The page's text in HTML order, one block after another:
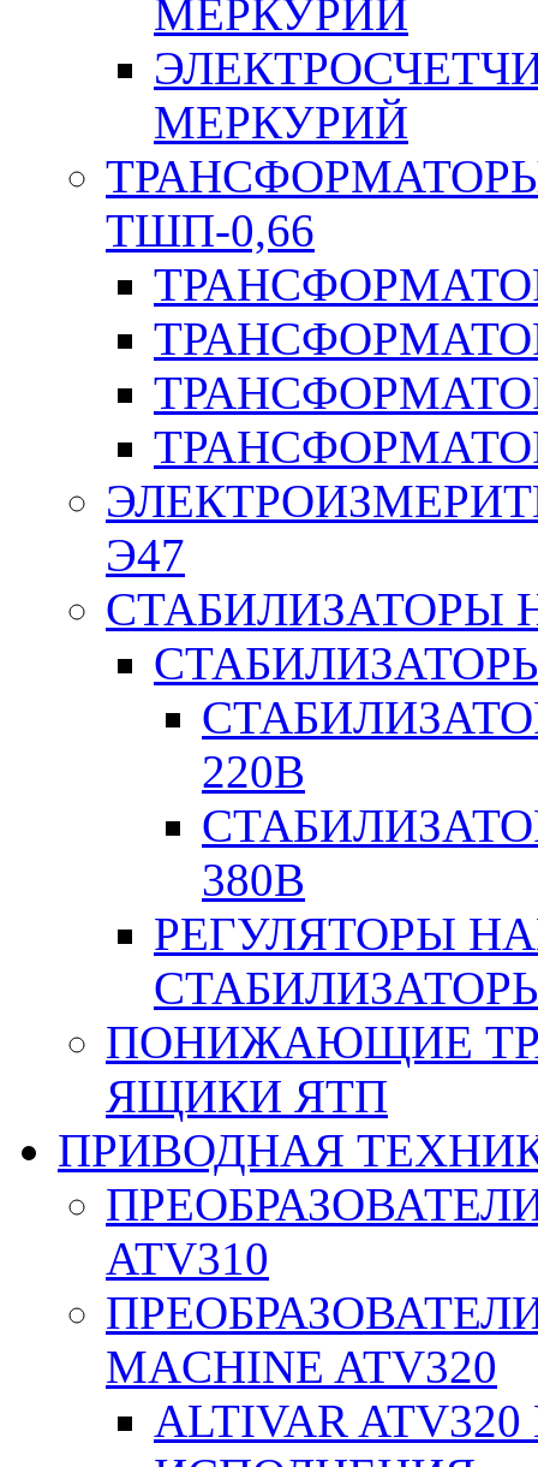
МЕРКУРИЙ
МЕРКУРИЙ
ТШП-0,66
Э47
СТАБИЛИЗАТОРЫ
220В
380В
РЕГУЛЯТОРЫ
ПОНИЖАЮЩИЕ
ЯЩИКИ ЯТП
ПРИВОДНАЯ
ATV310
MACHINE ATV320
ALTIVAR